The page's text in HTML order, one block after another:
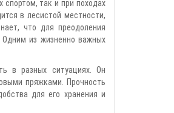
спортом, так и при походах
в лесистой местности,
что для преодоления
Одним из жизненно важных
в разных ситуациях. Он
пряжками. Прочность
для его хранения и